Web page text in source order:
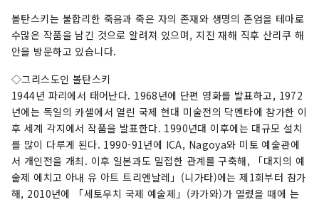
볼탄스키는 불합리한 죽음과 죽은 자의 존재와 생명의 존엄을 테마로
수많은 작품을 남긴 것으로 알려져 있으며, 지진 재해 직후 산리쿠 해
안을 방문하고 있습니다.
◇그리스도인 볼탄스키
1944년 파리에서 태어난다. 1968년에 단편 영화를 발표하고, 1972
년에는 독일의 카셀에서 열린 국제 현대 미술전의 닥멘타에 참가한 이
후 세계 각지에서 작품을 발표한다. 1990년대 이후에는 대규모 설치
를 많이 다루게 된다. 1990-91년에 ICA, Nagoya와 미토 예술관에
서 개인전을 개최. 이후 일본과도 밀접한 관계를 구축해, 「대지의 예
술제 에치고 아내 유 아트 트리엔날레」(니가타)에는 제1회부터 참가
해, 2010년에 「세토우치 국제 예술제」(카가와)가 열렸을 때에 는